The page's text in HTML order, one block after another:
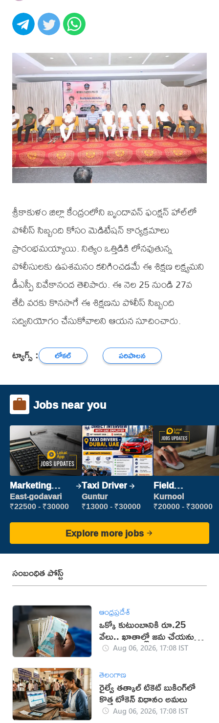
శ్రీకాకుళం జిల్లా కేంద్రంలోని బృందావన్ ఫంక్షన్ హాల్‌లో
పోలీస్ సిబ్బంది కోసం మెడిటేషన్ కార్యక్రమాలు
ప్రారంభమయ్యాయి. నిత్యం ఒత్తిడికి లోనవుతున్న
పోలీసులకు ఉపశమనం కలిగించడమే ఈ శిక్షణ లక్ష్యమని
డీఎస్పీ వివేకానంద తెలిపారు. ఈ నెల 25 నుండి 27వ
తేదీ వరకు కొనసాగే ఈ శిక్షణను పోలీస్ సిబ్బంది
సద్వినియోగం చేసుకోవాలని ఆయన సూచించారు.
ట్యాగ్స్ : లోకల్ పరిపాలన
Jobs near you
Marketing
Executive
East-godavari
₹22500 - ₹30000
Taxi Driver
Guntur
₹13000 - ₹30000
Field
Marketing
Executive
Kurnool
₹20000 - ₹30000
Explore more jobs
సంబంధిత పోస్ట్
ఆంధ్రప్రదేశ్
ఒక్కో కుటుంబానికి రూ.25
వేలు.. ఖాతాల్లో జ‌మ చేయ‌నున్న
ప్ర‌భుత్వం..!
Aug 06, 2026, 17:08 IST
తెలంగాణ
రైల్వే తత్కాల్ టికెట్ బుకింగ్‌లో
కొత్త టోకెన్ విధానం అమలు
Aug 06, 2026, 17:08 IST